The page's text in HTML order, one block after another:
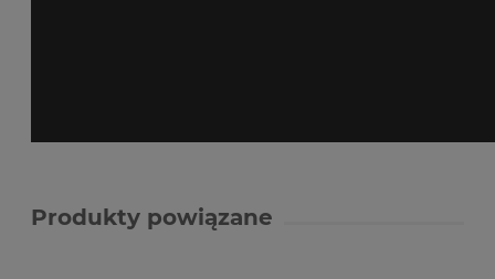
Produkty powiązane